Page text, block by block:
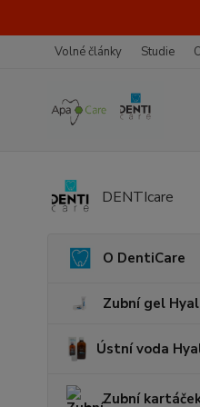
Volné články Studie
DENTIcare
O DentiCare
Zubní gel
Ústní voda
Zubní